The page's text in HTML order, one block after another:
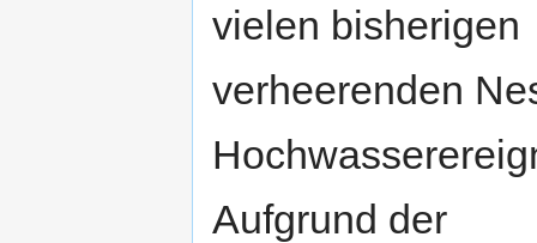
vielen bisherigen
verheerenden
Aufgrund der